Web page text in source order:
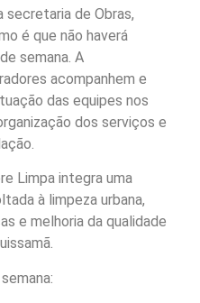
de Obras,
é que não haverá
semana. A
acompanhem e
das equipes nos
dos serviços e
Limpa integra uma
à limpeza urbana,
e melhoria da qualidade